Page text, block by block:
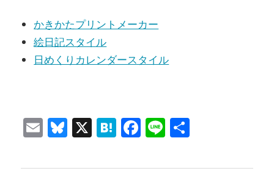
かきかたプリントメーカー
絵日記スタイル
日めくりカレンダースタイル
EmailBluesky
X Hatena
Facebook
Line